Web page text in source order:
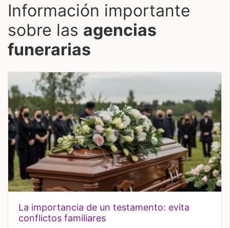
Información importante
sobre las agencias
funerarias
la importancia de un testamento: evita
conflictos familiares